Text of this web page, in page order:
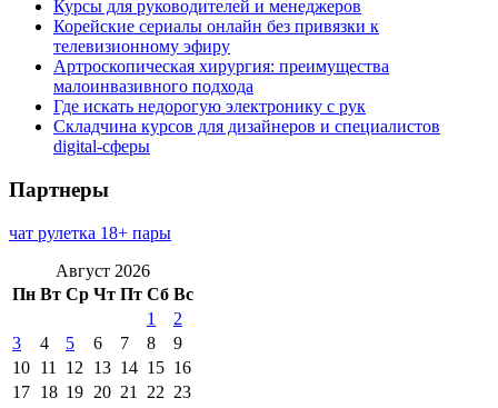
Курсы для руководителей и менеджеров
Корейские сериалы онлайн без привязки к
телевизионному эфиру
Артроскопическая хирургия: преимущества
малоинвазивного подхода
Где искать недорогую электронику с рук
Складчина курсов для дизайнеров и специалистов
digital-сферы
Партнеры
чат рулетка 18+ пары
Август 2026
Пн Вт Ср Чт Пт Сб Вс
1
2
3
4 5 6 7 8
9
10 11 12 13 14 15 16
17 18 19 20 21 22 23